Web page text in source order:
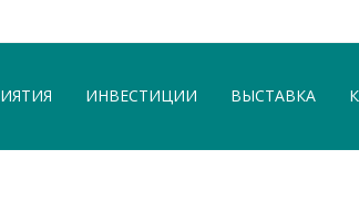
ИНВЕСТИЦИИ ВЫСТАВКА